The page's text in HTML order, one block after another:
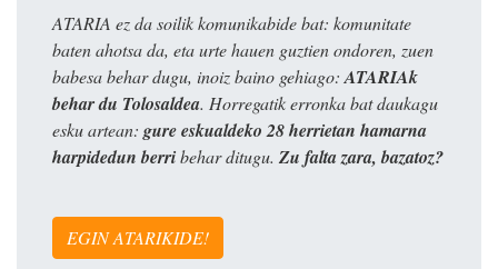
ATARIA ez da soilik komunikabide bat: komunitate
baten ahotsa da, eta urte hauen guztien ondoren, zuen
babesa behar dugu, inoiz baino gehiago: ATARIAk
behar du Tolosaldea. Horregatik erronka bat daukagu
esku artean: gure eskualdeko 28 herrietan hamarna
harpidedun berribehar ditugu. Zu falta zara, bazatoz?
EGIN ATARIKIDE!